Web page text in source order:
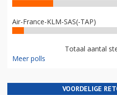
Air-France-KLM-SAS(-TAP)
Totaal aantal
Meer polls
VOORDELIGE